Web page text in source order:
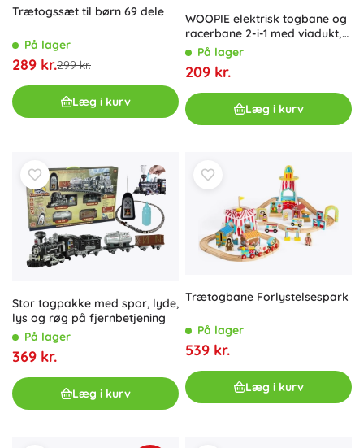
Trætogssæt til børn 69 dele
På lager
289 kr.299 kr.
Læg i kurv
WOOPIE elektrisk togbane og
racerbane 2-i-1 med viadukt,
tog og bil, 192 dele
På lager
209 kr.
Læg i kurv
Stor togpakke med spor, lyde,
lys og røg på fjernbetjening
På lager
369 kr.
Læg i kurv
Trætogbane Forlystelsespark
På lager
539 kr.
Læg i kurv